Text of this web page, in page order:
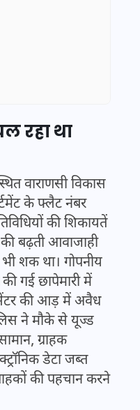
रहा था
वाराणसी विकास
के फ्लैट नंबर
की शिकायतें
की बढ़ती आवाजाही
शक था। गोपनीय
की गई छापेमारी में
की आड़ में अवैध
ने मौके से यूज्ड
ग्राहक
डेटा जब्त
की पहचान करने